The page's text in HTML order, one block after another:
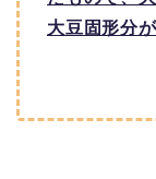
大豆固形分